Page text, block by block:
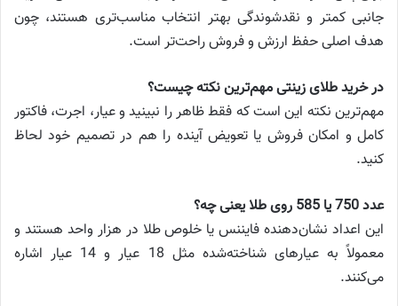
جانبی کمتر و نقدشوندگی بهتر انتخاب مناسب‌تری هستند، چون
هدف اصلی حفظ ارزش و فروش راحت‌تر است.
در خرید طلای زینتی مهم‌ترین نکته چیست؟
مهم‌ترین نکته این است که فقط ظاهر را نبینید و عیار، اجرت، فاکتور
کامل و امکان فروش یا تعویض آینده را هم در تصمیم خود لحاظ
کنید.
عدد 750 یا 585 روی طلا یعنی چه؟
این اعداد نشان‌دهنده فایننس یا خلوص طلا در هزار واحد هستند و
معمولاً به عیارهای شناخته‌شده مثل 18 عیار و 14 عیار اشاره
می‌کنند.